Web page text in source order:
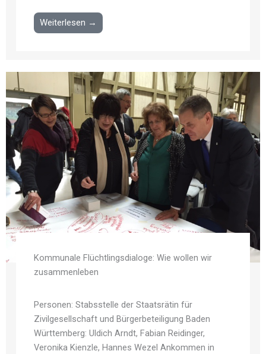
Weiterlesen →
Kommunale Flüchtlingsdialoge: Wie wollen wir
zusammenleben
Personen: Stabsstelle der Staatsrätin für
Zivilgesellschaft und Bürgerbeteiligung Baden
Württemberg: Uldich Arndt, Fabian Reidinger,
Veronika Kienzle, Hannes Wezel Ankommen in